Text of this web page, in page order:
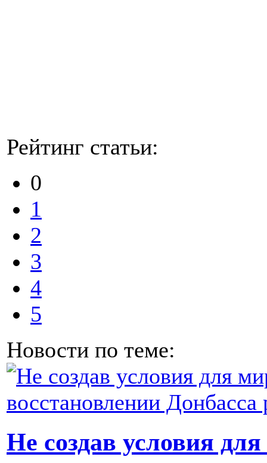
Рейтинг статьи:
0
1
2
3
4
5
Новости по теме:
Не создав условия